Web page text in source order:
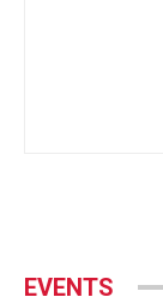
EVENTS